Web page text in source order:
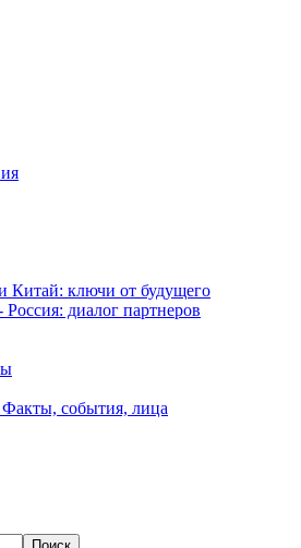
Китай: ключи от будущего
Россия: диалог партнеров
Факты, события, лица